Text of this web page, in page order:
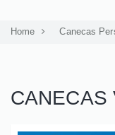
Home Canecas
CANECAS